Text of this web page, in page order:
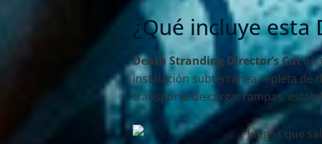
¿Qué incluye esta
Death Stranding Director’s Cut
instalación subterránea repleta de
transporte de carga: rampas,